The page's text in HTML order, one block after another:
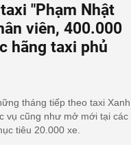
"Phạm Nhật
viên, 400.000
hãng taxi phủ
tháng tiếp theo taxi Xanh
vụ cũng như mở mới tại các
tiêu 20.000 xe.